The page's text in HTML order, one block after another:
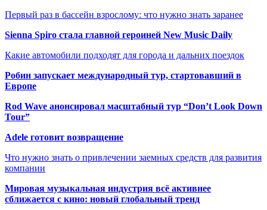
Первый раз в бассейн взрослому: что нужно знать заранее
Sienna Spiro стала главной героиней New Music Daily
Какие автомобили подходят для города и дальних поездок
Робин запускает международный тур, стартовавший в
Европе
Rod Wave анонсировал масштабный тур “Don’t Look Down
Tour”
Adele готовит возвращение
Что нужно знать о привлечении заемных средств для развития
компании
Мировая музыкальная индустрия всё активнее
сближается с кино: новый глобальный тренд